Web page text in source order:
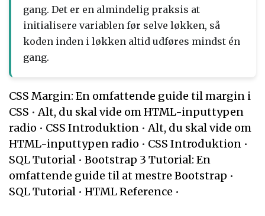
gang. Det er en almindelig praksis at
initialisere variablen før selve løkken, så
koden inden i løkken altid udføres mindst én
gang.
CSS Margin: En omfattende guide til margin i
CSS •Alt, du skal vide om HTML-inputtypen
radio • CSS Introduktion •Alt, du skal vide om
HTML-inputtypen radio • CSS Introduktion •
SQL Tutorial • Bootstrap 3 Tutorial: En
omfattende guide til at mestre Bootstrap •
SQL Tutorial • HTML Reference •